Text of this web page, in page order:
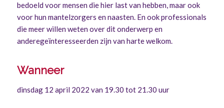
bedoeld voor mensen die hier last van hebben, maar ook
voor hun mantelzorgers en naasten. En ook professionals
die meer willen weten over dit onderwerp en
anderegeïnteresseerden zijn van harte welkom.
Wanneer
dinsdag 12 april 2022 van 19.30 tot 21.30 uur